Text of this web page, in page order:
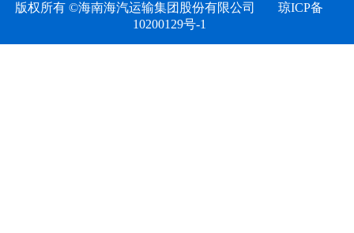
环岛
海旅
版权所有 ©海南海汽运输集团股份有限公司
琼ICP备
10200129号-1